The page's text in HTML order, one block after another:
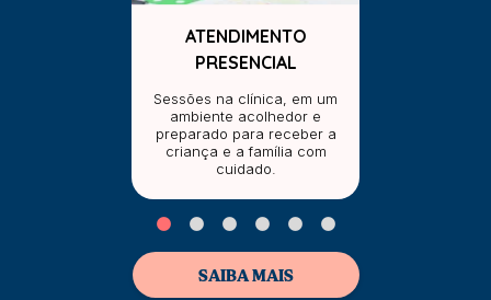
ATENDIMENTO
PRESENCIAL
Sessões na clínica, em um
ambiente acolhedor e
preparado para receber a
criança e a família com
cuidado.
SAIBA MAIS